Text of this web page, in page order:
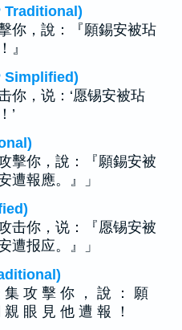
Traditional)
你，說：『願錫安被玷
』
Simplified)
你，说：‘愿锡安被玷
’
擊你，說：『願錫安被
遭報應。』」
击你，说：『愿锡安被
遭报应。』」
攻 擊 你 ， 說 ： 願
眼 見 他 遭 報 ！